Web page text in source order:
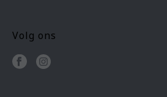
Volg ons